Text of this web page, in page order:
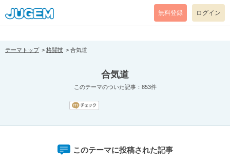
[pear_error: message="Success" code=0 mode=return level=notice
prefix="" info=""]
無料登録 ログイン
テーマトップ 格闘技 合気道
合気道
このテーマのついた記事：853件
このテーマに投稿された記事